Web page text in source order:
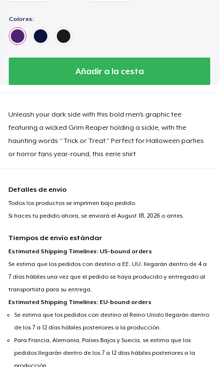
Colores:
Añadir a la cesta
Unleash your dark side with this bold men's graphic tee
featuring a wicked Grim Reaper holding a sickle, with the
haunting words “Trick or Treat.” Perfect for Halloween parties
or horror fans year-round, this eerie shirt
Detalles de envío
Todos los productos se imprimen bajo pedido.
Si haces tu pedido ahora, se enviará elAugust 18, 2026 o antes.
Tiempos de envío estándar
Estimated Shipping Timelines: US-bound orders
Se estima que los pedidos con destino a EE. UU. llegarán dentro de 4 a
7 días hábiles una vez que el pedido se haya producido y entregado al
transportista para su entrega.
Estimated Shipping Timelines: EU-bound orders
Se estima que los pedidos con destino al Reino Unido llegarán dentro
de los 7 a 12 días hábiles posteriores a la producción.
Para Francia, Alemania, Países Bajos y Suecia, se estima que los
pedidos llegarán dentro de los 7 a 12 días hábiles posteriores a la
producción.